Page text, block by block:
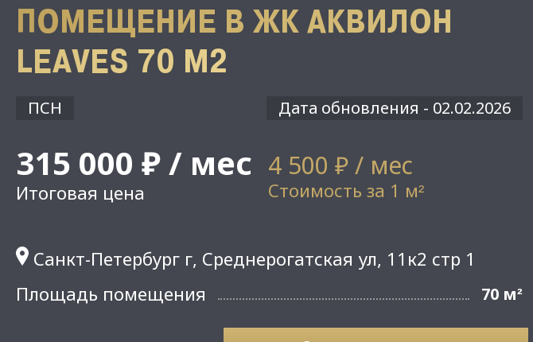
ПОМЕЩЕНИЕ В ЖК АКВИЛОН
LEAVES 70 М2
ПСН Дата обновления - 02.02.2026
315 000 ₽ / мес
Итоговая цена
4 500 ₽ / мес
Стоимость за 1 м²
Санкт-Петербург г, Среднерогатская ул, 11к2 стр 1
Площадь помещения
70 м²